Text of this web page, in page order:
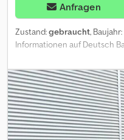
Anfragen
Zustand:gebraucht, Baujahr:
Informationen auf Deutsch
4850 kg, Yanmar Motor, 36,5
Steuerkreis, Schaufel,
Zwischenverkauf und
Informationen Kraftstofftyp:
Motormarke: Yanmar CE-
1 Allgemeiner Zustand: gut
Zustand: gut Wenden Sie